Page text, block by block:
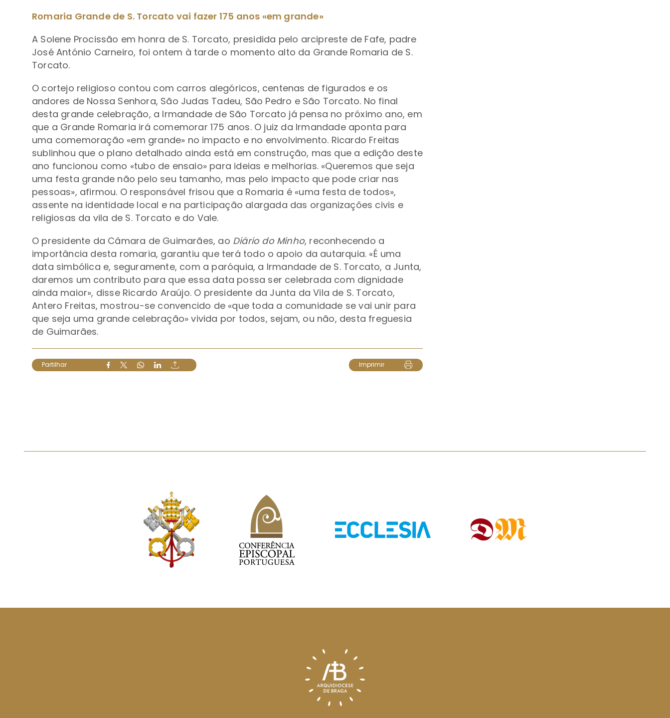
Romaria Grande de S. Torcato vai fazer 175 anos «em grande»
A Solene Procissão em honra de S. Torcato, presidida pelo arcipreste de Fafe, padre
José António Carneiro, foi ontem à tarde o momento alto da Grande Romaria de S.
Torcato.
O cortejo religioso contou com carros alegóricos, centenas de figurados e os
andores de Nossa Senhora, São Judas Tadeu, São Pedro e São Torcato. No final
desta grande celebração, a Irmandade de São Torcato já pensa no próximo ano, em
que a Grande Romaria irá comemorar 175 anos. O juiz da Irmandade aponta para
uma comemoração «em grande» no impacto e no envolvimento. Ricardo Freitas
sublinhou que o plano detalhado ainda está em construção, mas que a edição deste
ano funcionou como «tubo de ensaio» para ideias e melhorias. «Queremos que seja
uma festa grande não pelo seu tamanho, mas pelo impacto que pode criar nas
pessoas», afirmou. O responsável frisou que a Romaria é «uma festa de todos»,
assente na identidade local e na participação alargada das organizações civis e
religiosas da vila de S. Torcato e do Vale.
O presidente da Câmara de Guimarães, ao Diário do Minho, reconhecendo a
importância desta romaria, garantiu que terá todo o apoio da autarquia. «É uma
data simbólica e, seguramente, com a paróquia, a Irmandade de S. Torcato, a Junta,
daremos um contributo para que essa data possa ser celebrada com dignidade
ainda maior», disse Ricardo Araújo. O presidente da Junta da Vila de S. Torcato,
Antero Freitas, mostrou-se convencido de «que toda a comunidade se vai unir para
que seja uma grande celebração» vivida por todos, sejam, ou não, desta freguesia
de Guimarães.
Partilhar Imprimir